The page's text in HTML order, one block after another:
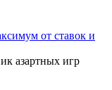
от ставок и
азартных игр